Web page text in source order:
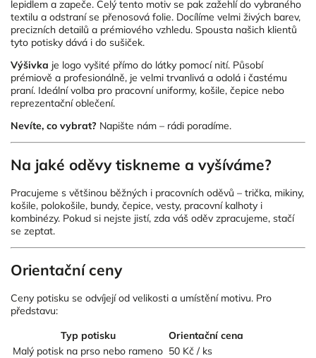
lepidlem a zapeče. Celý tento motiv se pak zažehlí do vybraného
textilu a odstraní se přenosová folie. Docílíme velmi živých barev,
precizních detailů a prémiového vzhledu. Spousta našich klientů
tyto potisky dává i do sušiček.
Výšivka je logo vyšité přímo do látky pomocí nití. Působí
prémiově a profesionálně, je velmi trvanlivá a odolá i častému
praní. Ideální volba pro pracovní uniformy, košile, čepice nebo
reprezentační oblečení.
Nevíte, co vybrat? Napište nám – rádi poradíme.
Na jaké oděvy tiskneme a vyšíváme?
Pracujeme s většinou běžných i pracovních oděvů – trička, mikiny,
košile, polokošile, bundy, čepice, vesty, pracovní kalhoty i
kombinézy. Pokud si nejste jistí, zda váš oděv zpracujeme, stačí
se zeptat.
Orientační ceny
Ceny potisku se odvíjejí od velikosti a umístění motivu. Pro
představu:
Typ potisku
Orientační cena
Malý potisk na prso nebo rameno 50 Kč / ks